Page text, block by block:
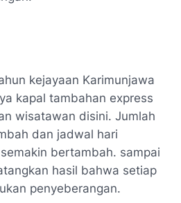
kejayaan Karimunjawa
kapal tambahan express
wisatawan disini. Jumlah
dan jadwal hari
bertambah. sampai
hasil bahwa setiap
penyeberangan.